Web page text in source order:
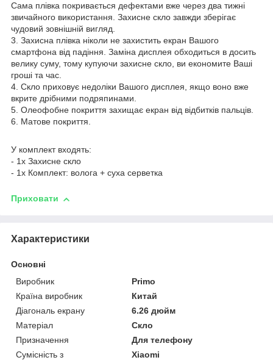
Сама плівка покривається дефектами вже через два тижні
звичайного використання. Захисне скло завжди зберігає
чудовий зовнішній вигляд.
3. Захисна плівка ніколи не захистить екран Вашого
смартфона від падіння. Заміна дисплея обходиться в досить
велику суму, тому купуючи захисне скло, ви економите Ваші
гроші та час.
4. Скло приховує недоліки Вашого дисплея, якщо воно вже
вкрите дрібними подряпинами.
5. Олеофобне покриття захищає екран від відбитків пальців.
6. Матове покриття.
У комплект входять:
- 1х Захисне скло
- 1х Комплект: волога + суха серветка
Приховати
Характеристики
Основні
Виробник
Primo
Країна виробник
Китай
Діагональ екрану
6.26 дюйм
Матеріал
Скло
Призначення
Для телефону
Сумісність з
Xiaomi